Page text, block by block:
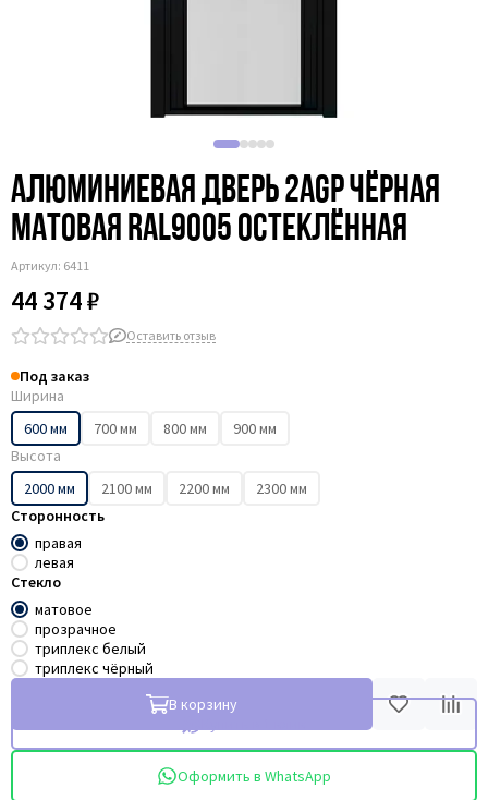
Алюминиевая дверь 2AGP чёрная
матовая RAL9005 остеклённая
Артикул: 6411
44 374 ₽
Оставить отзыв
Под заказ
Ширина
600 мм
700 мм 800 мм
900 мм
Высота
2000 мм
2100 мм 2200 мм
2300 мм
Сторонность
правая
левая
Стекло
матовое
прозрачное
триплекс белый
триплекс чёрный
В корзину
Оформить в WhatsApp